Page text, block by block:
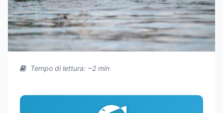
Tempo di lettura: ~2 min